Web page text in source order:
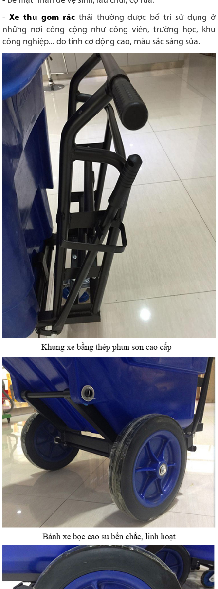
- Xe thu gom rácthải thường được bố trí sử dụng ở
những nơi công cộng như công viên, trường học, khu
công nghiệp... do tính cơ động cao, màu sắc sáng sủa.